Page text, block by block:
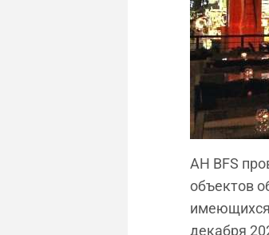
АН BFS
объектов
имеющихся
декабря